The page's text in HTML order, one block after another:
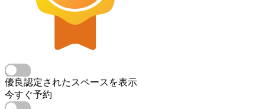
優良認定されたスペースを表示
今すぐ予約